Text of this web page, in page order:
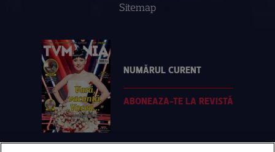
Sitemap
NUMĂRUL CURENT
ABONEAZA-TE LA REVISTĂ